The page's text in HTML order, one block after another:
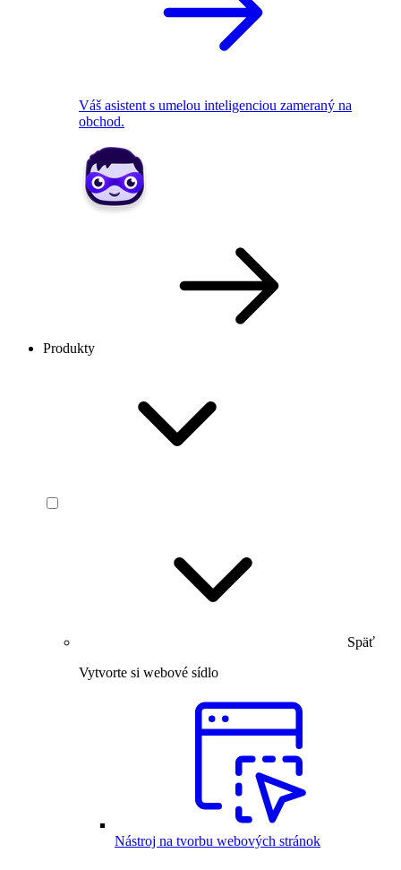
Váš asistent s umelou inteligenciou zameraný na
obchod.
Produkty
Späť
Vytvorte si webové sídlo
Nástroj na tvorbu webových stránok